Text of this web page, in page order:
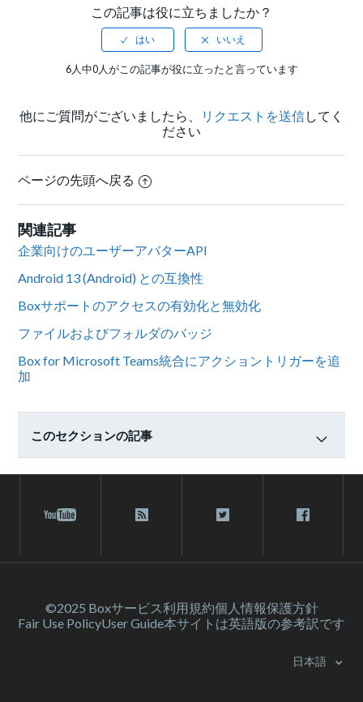
この記事は役に立ちましたか？
6人中0人がこの記事が役に立ったと言っています
他にご質問がございましたら、 リクエストを送信してく
ださい
ページの先頭へ戻る
関連記事
企業向けのユーザーアバターAPI
Android 13 (Android) との互換性
Boxサポートのアクセスの有効化と無効化
ファイルおよびフォルダのバッジ
Box for Microsoft Teams統合にアクショントリガーを追
加
このセクションの記事
©2025 Boxサービス利⽤規約個人情報保護方針
Fair Use PolicyUser Guide本サイトは英語版の参考訳です
日本語